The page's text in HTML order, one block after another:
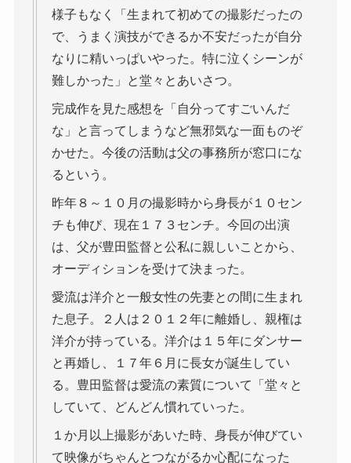
様子もなく「生まれて初めての撮影だったの
で、うまく演技ができるか不安だったが自分
なりに精いっぱいやった。特に泣くシーンが
難しかった」と堂々とあいさつ。
完成作を見た感想を「自分ってすごいんだ
な」と言ってしまうなど無邪気な一面ものぞ
かせた。今後の活動は父の事務所が窓口にな
るという。
昨年８～１０月の撮影時から身長が１０セン
チも伸び、現在１７３センチ。今回の出演
は、父が豊田監督と公私に親しいことから、
オーディションを受けて決まった。
愛流は洋介と一般女性の先妻との間に生まれ
た息子。２人は２０１２年に離婚し、親権は
洋介が持っている。洋介は１５年にダンサー
と再婚し、１７年６月に長女が誕生してい
る。豊田監督は愛流の素質について「堂々と
していて、どんどん慣れていった。
１か月以上撮影があいた時、身長が伸びてい
て映像がちゃんとつながるか心配になった